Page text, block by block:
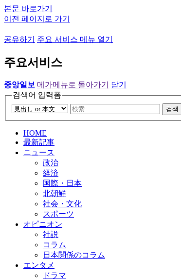
본문 바로가기
이전 페이지로 가기
공유하기 주요 서비스 메뉴 열기
주요서비스
중앙일보 메가메뉴로 돌아가기
닫기
검색어 입력폼
검색
HOME
最新記事
ニュース
政治
経済
国際・日本
北朝鮮
社会・文化
スポーツ
オピニオン
社説
コラム
日本関係のコラム
エンタメ
ドラマ